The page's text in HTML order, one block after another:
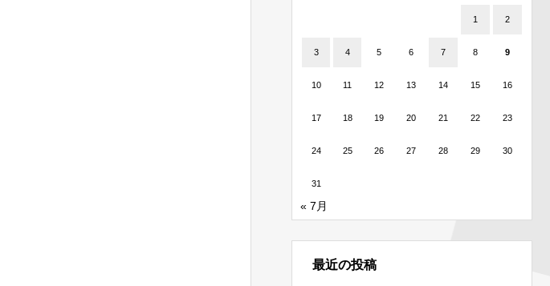
1 2
3 4 5 6 7 8 9
10 11 12 13 14 15 16
17 18 19 20 21 22 23
24 25 26 27 28 29 30
31
« 7月
最近の投稿